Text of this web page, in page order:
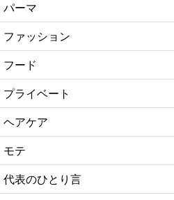
パーマ
ファッション
フード
プライベート
ヘアケア
モテ
代表のひとり言